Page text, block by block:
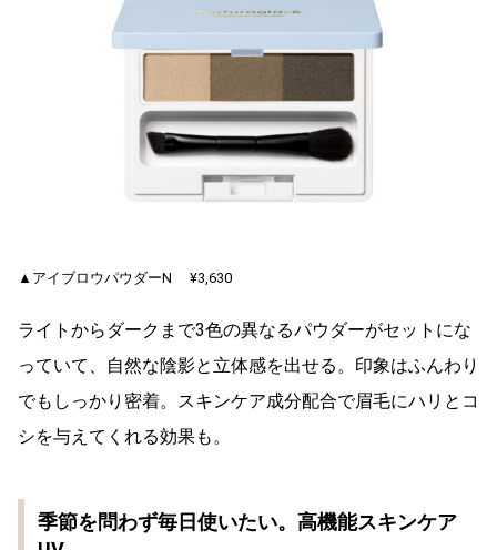
▲アイブロウパウダーN ¥3,630
ライトからダークまで3色の異なるパウダーがセットにな
っていて、自然な陰影と立体感を出せる。印象はふんわり
でもしっかり密着。スキンケア成分配合で眉毛にハリとコ
シを与えてくれる効果も。
季節を問わず毎日使いたい。高機能スキンケア